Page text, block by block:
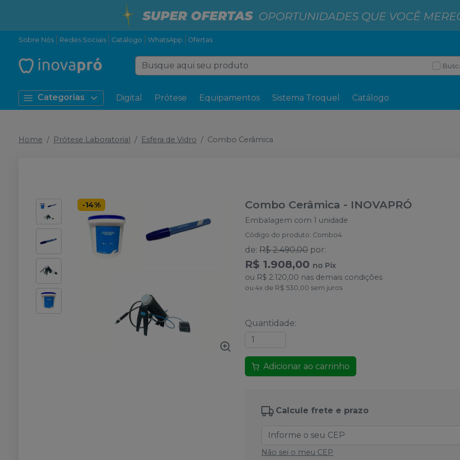
Sobre Nós Redes Sociais Catálogo WhatsApp Ofertas
Categorias Digital Prótese Equipamentos Sistema Troquel Catálogo
Home Prótese Laboratorial Esfera de Vidro Combo Cerâmica
-14% Combo Cerâmica - INOVAPRÓ
Embalagem com 1 unidade
Código do produto: Combo4
de: R$ 2.490,00 por:
R$ 1.908,00 no Pix
ou R$ 2.120,00 nas demais condições
ou 4x de R$ 530,00 sem juros
Quantidade:
Adicionar ao carrinho
Calcule frete e prazo
Não sei o meu CEP